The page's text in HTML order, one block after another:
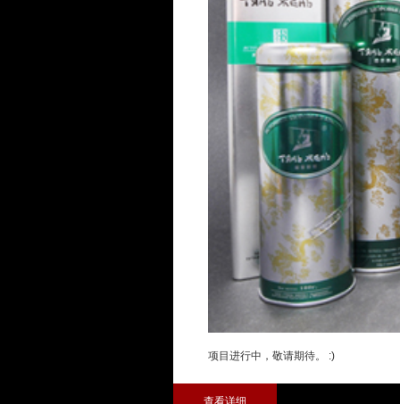
项目进行中，敬请期待。 :)
查看详细